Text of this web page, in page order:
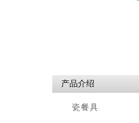
产品介绍
瓷餐具